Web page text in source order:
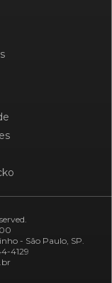
- São Paulo, SP.
4129